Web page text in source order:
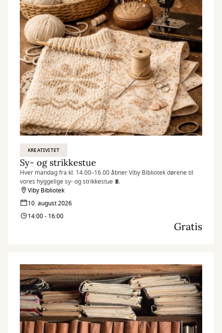
KREATIVITET
Sy- og strikkestue
Hver mandag fra kl. 14.00–16.00 åbner Viby Bibliotek dørene til
vores hyggelige sy- og strikkestue 🧵
Viby Bibliotek
10. august 2026
14:00 - 16:00
Gratis